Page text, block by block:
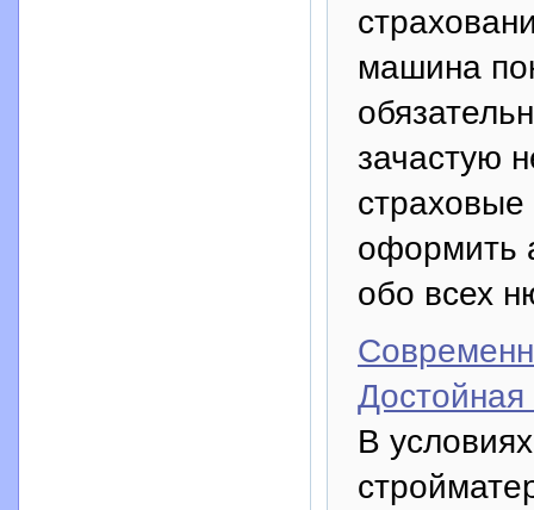
машина
зачастую
оформить
обо всех
В